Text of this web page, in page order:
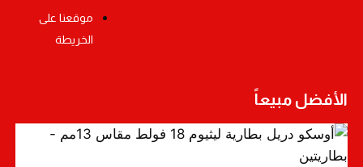
موقعنا على
الخريطة
الأفضل مبيعاً